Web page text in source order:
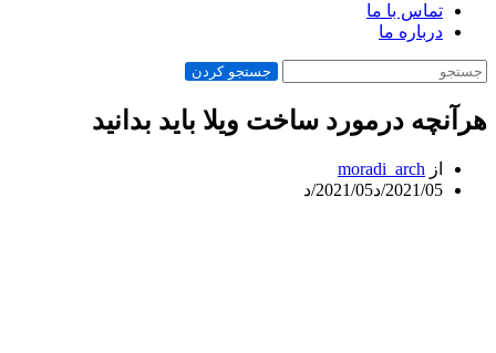
تماس با ما
درباره ما
جستجو کردن
هرآنچه درمورد ساخت ویلا باید بدانید
از moradi_arch
2021/05/د
2021/05/د